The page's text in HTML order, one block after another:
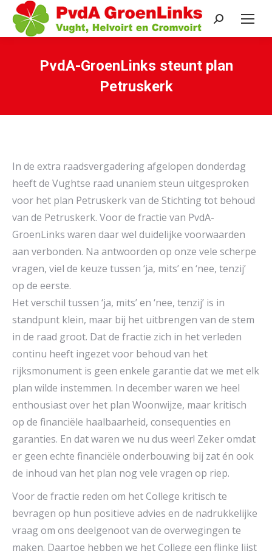
Search:
PvdA-GroenLinks steunt plan
Petruskerk
In de extra raadsvergadering afgelopen donderdag
heeft de Vughtse raad unaniem steun uitgesproken
voor het plan Petruskerk van de Stichting tot behoud
van de Petruskerk. Voor de fractie van PvdA-
GroenLinks waren daar wel duidelijke voorwaarden
aan verbonden. Na antwoorden op onze vele scherpe
vragen, viel de keuze tussen ‘ja, mits’ en ‘nee, tenzij’
op de eerste.
Het verschil tussen ‘ja, mits’ en ‘nee, tenzij’ is in
standpunt klein, maar bij het uitbrengen van de stem
in de raad groot. Dat de fractie zich in het verleden
continu heeft ingezet voor behoud van het
rijksmonument is geen enkele garantie dat we met elk
plan wilde instemmen. In december waren we heel
enthousiast over het plan Woonwijze, maar kritisch
op de financiële haalbaarheid, consequenties en
garanties. En dat waren we nu dus weer! Zeker omdat
er geen echte financiële onderbouwing bij zat én ook
de inhoud van het plan nog vele vragen op riep.
Voor de fractie reden om het College kritisch te
bevragen op hun positieve advies en de nadrukkelijke
vraag om ons deelgenoot van de overwegingen te
maken. Daartoe hebben we het College een flinke lijst